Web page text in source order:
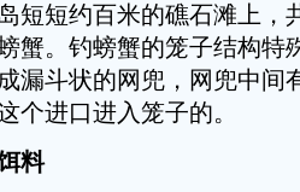
短约百米的礁石滩上，
蟹。钓螃蟹的笼子结构特
漏斗状的网兜，网兜中间
个进口进入笼子的。
料